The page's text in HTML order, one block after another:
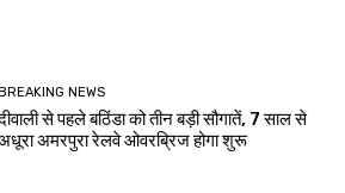
NEWS
से पहले बठिंडा को तीन बड़ी सौगातें, 7 साल से
अमरपुरा रेलवे ओवरब्रिज होगा शुरू